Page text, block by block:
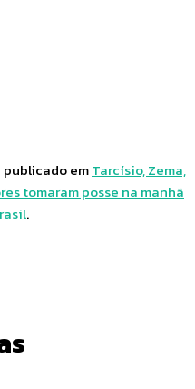
emTarcísio, Zema,
tomaram posse na manhã
.